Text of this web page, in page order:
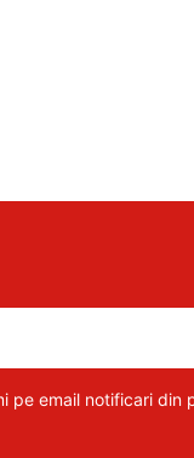
email notificari